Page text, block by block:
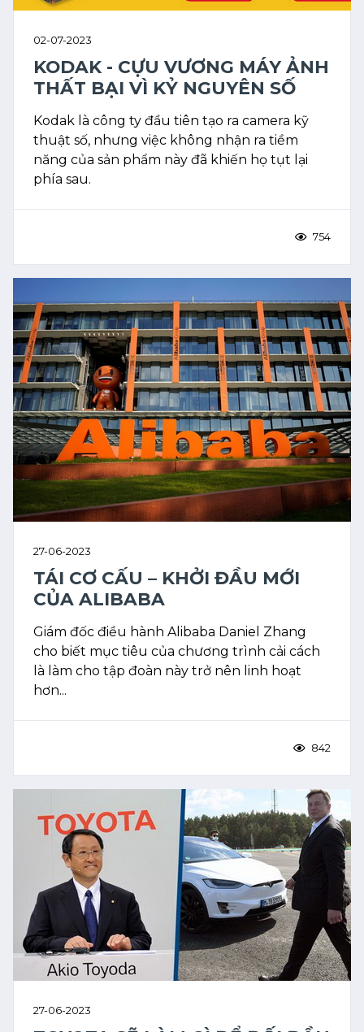
02-07-2023
KODAK - CỰU VƯƠNG MÁY ẢNH
THẤT BẠI VÌ KỶ NGUYÊN SỐ
Kodak là công ty đầu tiên tạo ra camera kỹ
thuật số, nhưng việc không nhận ra tiềm
năng của sản phẩm này đã khiến họ tụt lại
phía sau.
754
27-06-2023
TÁI CƠ CẤU – KHỞI ĐẦU MỚI
CỦA ALIBABA
Giám đốc điều hành Alibaba Daniel Zhang
cho biết mục tiêu của chương trình cải cách
là làm cho tập đoàn này trở nên linh hoạt
hơn...
842
27-06-2023